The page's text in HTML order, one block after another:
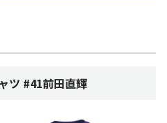
ツ #41前田直輝